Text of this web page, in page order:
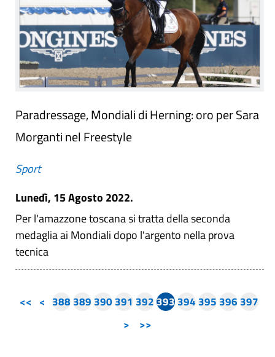
Paradressage, Mondiali di Herning: oro per Sara
Morganti nel Freestyle
Sport
Lunedì, 15 Agosto 2022.
Per l'amazzone toscana si tratta della seconda
medaglia ai Mondiali dopo l'argento nella prova
tecnica
<< < 388 389 390 391 392393 394 395 396 397
>
>>